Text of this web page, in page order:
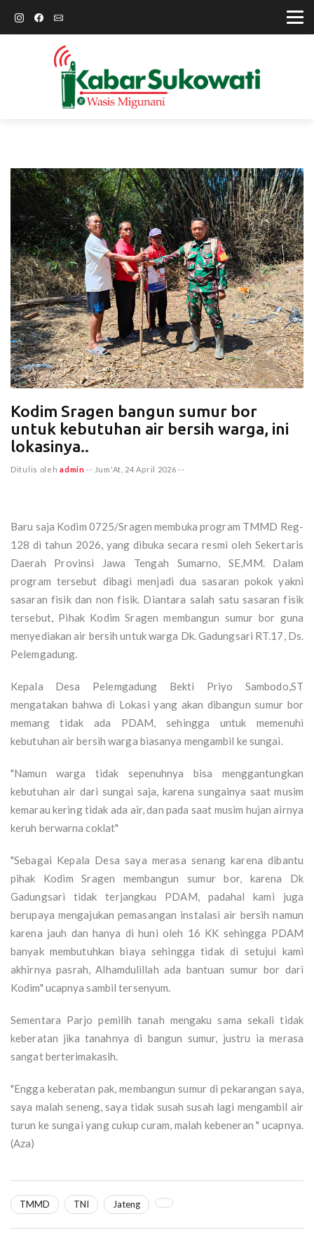
Kodim Sragen bangun sumur bor
untuk kebutuhan air bersih warga, ini
lokasinya..
Ditulis olehadmin -- Jum'At, 24 April 2026 --
Baru saja Kodim 0725/Sragen membuka program TMMD Reg-
128 di tahun 2026, yang dibuka secara resmi oleh Sekertaris
Daerah Provinsi Jawa Tengah Sumarno, SE,MM. Dalam
program tersebut dibagi menjadi dua sasaran pokok yakni
sasaran fisik dan non fisik. Diantara salah satu sasaran fisik
tersebut, Pihak Kodim Sragen membangun sumur bor guna
menyediakan air bersih untuk warga Dk. Gadungsari RT.17, Ds.
Pelemgadung.
Kepala Desa Pelemgadung Bekti Priyo Sambodo,ST
mengatakan bahwa di Lokasi yang akan dibangun sumur bor
memang tidak ada PDAM, sehingga untuk memenuhi
kebutuhan air bersih warga biasanya mengambil ke sungai.
"Namun warga tidak sepenuhnya bisa menggantungkan
kebutuhan air dari sungai saja, karena sungainya saat musim
kemarau kering tidak ada air, dan pada saat musim hujan airnya
keruh berwarna coklat"
"Sebagai Kepala Desa saya merasa senang karena dibantu
pihak Kodim Sragen membangun sumur bor, karena Dk
Gadungsari tidak terjangkau PDAM, padahal kami juga
berupaya mengajukan pemasangan instalasi air bersih namun
karena jauh dan hanya di huni oleh 16 KK sehingga PDAM
banyak membutuhkan biaya sehingga tidak di setujui kami
akhirnya pasrah, Alhamdulillah ada bantuan sumur bor dari
Kodim" ucapnya sambil tersenyum.
Sementara Parjo pemilih tanah mengaku sama sekali tidak
keberatan jika tanahnya di bangun sumur, justru ia merasa
sangat berterimakasih.
"Engga keberatan pak, membangun sumur di pekarangan saya,
saya malah seneng, saya tidak susah susah lagi mengambil air
turun ke sungai yang cukup curam, malah kebeneran " ucapnya.
(Aza)
TMMD TNI Jateng